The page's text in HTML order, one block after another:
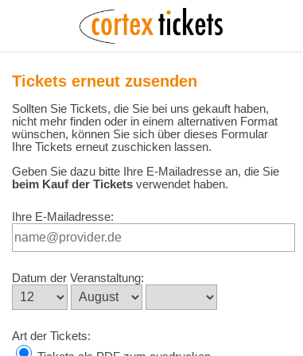
Tickets erneut zusenden
Sollten Sie Tickets, die Sie bei uns gekauft haben,
nicht mehr finden oder in einem alternativen Format
wünschen, können Sie sich über dieses Formular
Ihre Tickets erneut zuschicken lassen.
Geben Sie dazu bitte Ihre E-Mailadresse an, die Sie
beim Kauf der Tickets verwendet haben.
Ihre E-Mailadresse:
Datum der Veranstaltung:
Art der Tickets: